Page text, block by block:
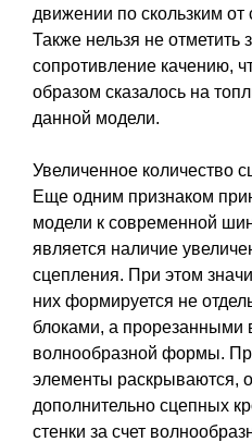
движении по скользким от
Также нельзя не отметить
сопротивление качению,
образом сказалось на
данной модели.
Увеличенное количество
Еще одним признаком
модели к современной
является наличие
сцепления. При этом
них формируется не
блоками, а прорезанными
волнообразной формы.
элементы раскрываются,
дополнительно сцепных
стенки за счет